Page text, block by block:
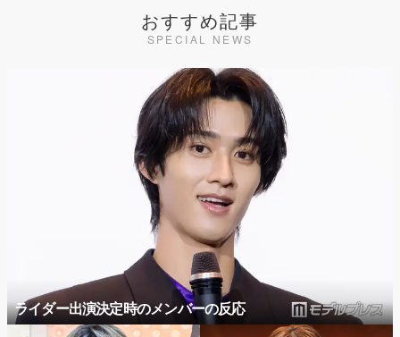
おすすめ記事
SPECIAL NEWS
ライダー出演決定時のメンバーの反応